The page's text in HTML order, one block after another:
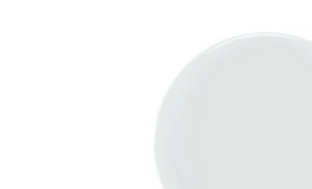
Jumbo balón latexový perletovo biely
91cm dodavame nenafukany